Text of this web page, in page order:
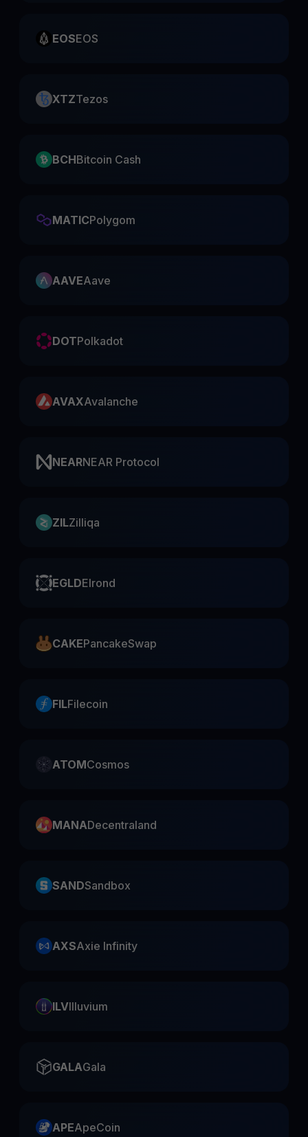
EOSEOS
XTZTezos
BCHBitcoin Cash
MATICPolygom
AAVEAave
DOTPolkadot
AVAXAvalanche
NEARNEAR Protocol
ZILZilliqa
EGLDElrond
CAKEPancakeSwap
FILFilecoin
ATOMCosmos
MANADecentraland
SANDSandbox
AXSAxie Infinity
ILVIlluvium
GALAGala
APEApeCoin